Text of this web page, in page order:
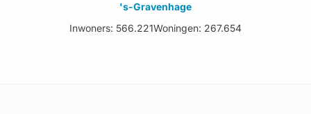
's-Gravenhage
Inwoners: 566.221Woningen: 267.654